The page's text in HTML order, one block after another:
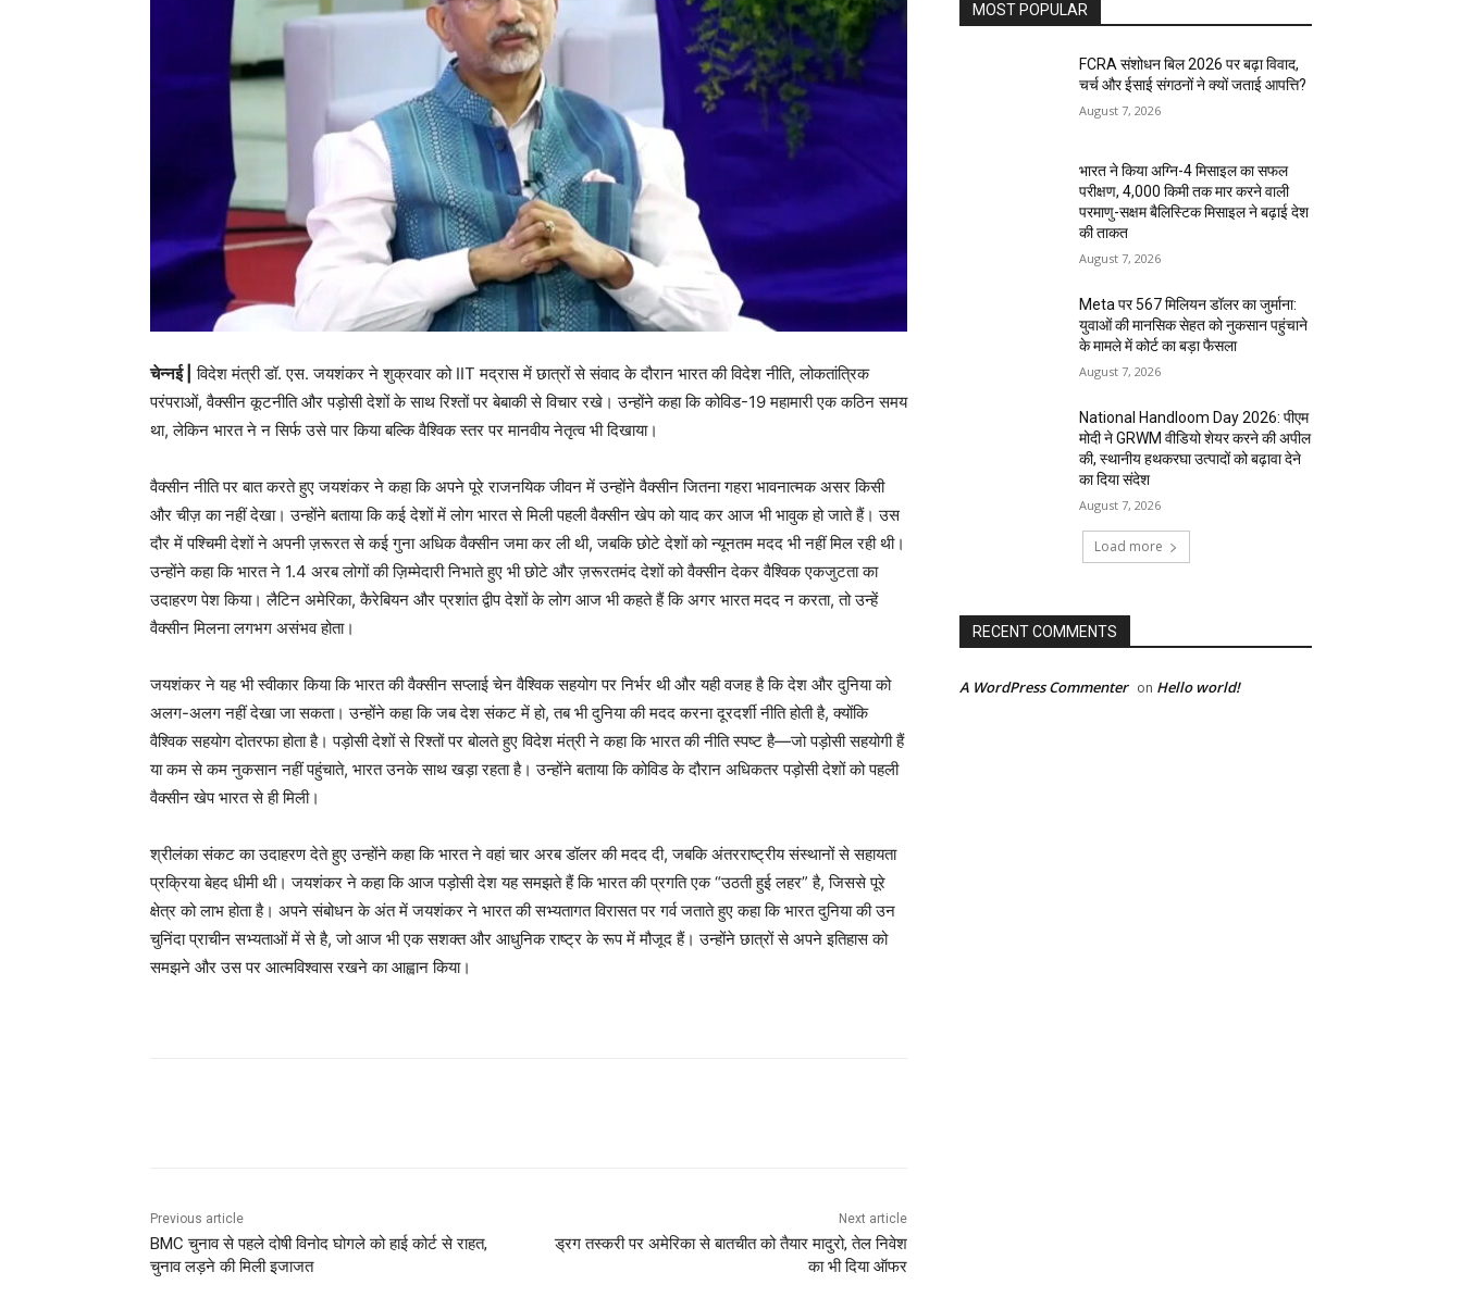
चेन्नई | विदेश मंत्री डॉ. एस. जयशंकर ने शुक्रवार को IIT मद्रास में छात्रों से संवाद के दौरान भारत की विदेश नीति, लोकतांत्रिक
परंपराओं, वैक्सीन कूटनीति और पड़ोसी देशों के साथ रिश्तों पर बेबाकी से विचार रखे। उन्होंने कहा कि कोविड-19 महामारी एक कठिन समय
था, लेकिन भारत ने न सिर्फ उसे पार किया बल्कि वैश्विक स्तर पर मानवीय नेतृत्व भी दिखाया।
वैक्सीन नीति पर बात करते हुए जयशंकर ने कहा कि अपने पूरे राजनयिक जीवन में उन्होंने वैक्सीन जितना गहरा भावनात्मक असर किसी
और चीज़ का नहीं देखा। उन्होंने बताया कि कई देशों में लोग भारत से मिली पहली वैक्सीन खेप को याद कर आज भी भावुक हो जाते हैं। उस
दौर में पश्चिमी देशों ने अपनी ज़रूरत से कई गुना अधिक वैक्सीन जमा कर ली थी, जबकि छोटे देशों को न्यूनतम मदद भी नहीं मिल रही थी।
उन्होंने कहा कि भारत ने 1.4 अरब लोगों की ज़िम्मेदारी निभाते हुए भी छोटे और ज़रूरतमंद देशों को वैक्सीन देकर वैश्विक एकजुटता का
उदाहरण पेश किया। लैटिन अमेरिका, कैरेबियन और प्रशांत द्वीप देशों के लोग आज भी कहते हैं कि अगर भारत मदद न करता, तो उन्हें
वैक्सीन मिलना लगभग असंभव होता।
जयशंकर ने यह भी स्वीकार किया कि भारत की वैक्सीन सप्लाई चेन वैश्विक सहयोग पर निर्भर थी और यही वजह है कि देश और दुनिया को
अलग-अलग नहीं देखा जा सकता। उन्होंने कहा कि जब देश संकट में हो, तब भी दुनिया की मदद करना दूरदर्शी नीति होती है, क्योंकि
वैश्विक सहयोग दोतरफा होता है। पड़ोसी देशों से रिश्तों पर बोलते हुए विदेश मंत्री ने कहा कि भारत की नीति स्पष्ट है—जो पड़ोसी सहयोगी हैं
या कम से कम नुकसान नहीं पहुंचाते, भारत उनके साथ खड़ा रहता है। उन्होंने बताया कि कोविड के दौरान अधिकतर पड़ोसी देशों को पहली
वैक्सीन खेप भारत से ही मिली।
श्रीलंका संकट का उदाहरण देते हुए उन्होंने कहा कि भारत ने वहां चार अरब डॉलर की मदद दी, जबकि अंतरराष्ट्रीय संस्थानों से सहायता
प्रक्रिया बेहद धीमी थी। जयशंकर ने कहा कि आज पड़ोसी देश यह समझते हैं कि भारत की प्रगति एक “उठती हुई लहर” है, जिससे पूरे
क्षेत्र को लाभ होता है। अपने संबोधन के अंत में जयशंकर ने भारत की सभ्यतागत विरासत पर गर्व जताते हुए कहा कि भारत दुनिया की उन
चुनिंदा प्राचीन सभ्यताओं में से है, जो आज भी एक सशक्त और आधुनिक राष्ट्र के रूप में मौजूद हैं। उन्होंने छात्रों से अपने इतिहास को
समझने और उस पर आत्मविश्वास रखने का आह्वान किया।
Previous article
BMC चुनाव से पहले दोषी विनोद घोगले को हाई कोर्ट से राहत,
चुनाव लड़ने की मिली इजाजत
Next article
ड्रग तस्करी पर अमेरिका से बातचीत को तैयार मादुरो, तेल निवेश
का भी दिया ऑफर
MOST POPULAR
FCRA संशोधन बिल 2026 पर बढ़ा विवाद,
चर्च और ईसाई संगठनों ने क्यों जताई आपत्ति?
August 7, 2026
भारत ने किया अग्नि-4 मिसाइल का सफल
परीक्षण, 4,000 किमी तक मार करने वाली
परमाणु-सक्षम बैलिस्टिक मिसाइल ने बढ़ाई देश
की ताकत
August 7, 2026
Meta पर 567 मिलियन डॉलर का जुर्माना:
युवाओं की मानसिक सेहत को नुकसान पहुंचाने
के मामले में कोर्ट का बड़ा फैसला
August 7, 2026
National Handloom Day 2026: पीएम
मोदी ने GRWM वीडियो शेयर करने की अपील
की, स्थानीय हथकरघा उत्पादों को बढ़ावा देने
का दिया संदेश
August 7, 2026
Load more
RECENT COMMENTS
A WordPress Commenter on Hello world!